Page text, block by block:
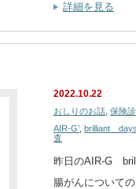
詳細を見る
2022.10.22
おしりのお話 保険
AIR-G’ brilliant
査
昨日のAIR-G
腸がんについて